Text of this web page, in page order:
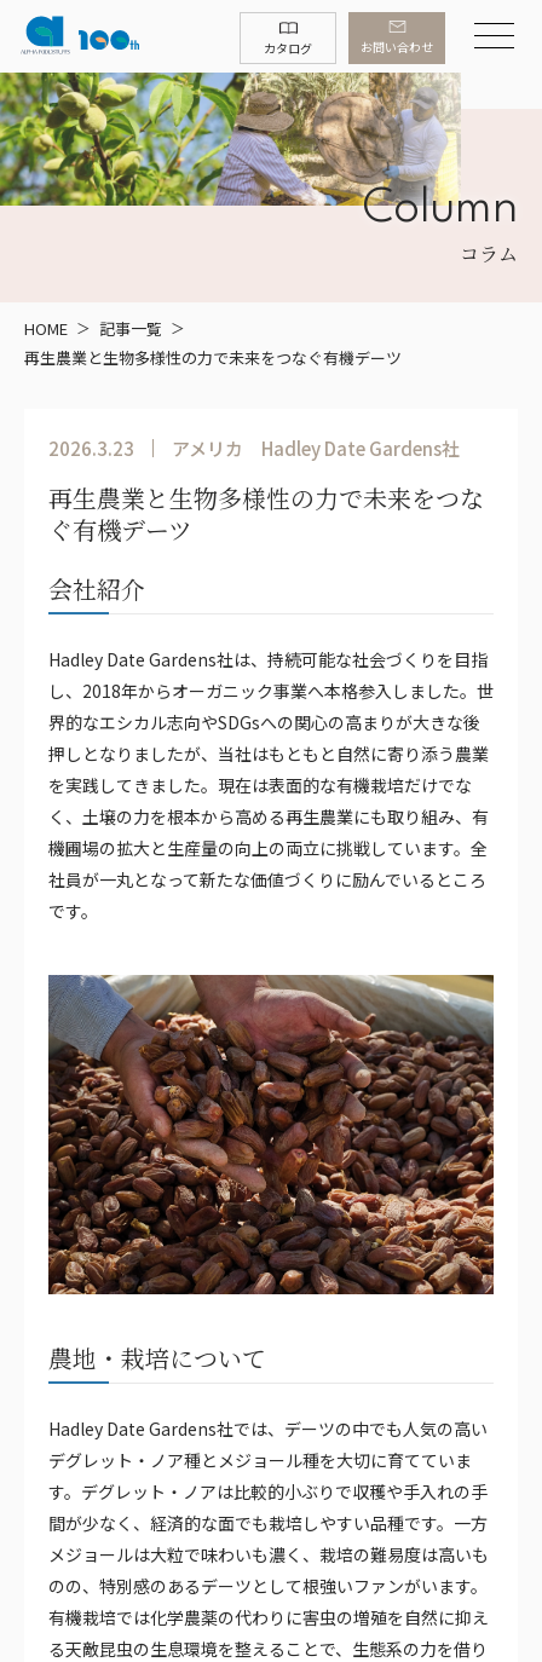
カタログ お問い合わせ
Column
コラム
HOME
記事一覧
再生農業と生物多様性の力で未来をつなぐ有機デーツ
2026.3.23 アメリカ Hadley Date Gardens社
再生農業と生物多様性の力で未来をつな
ぐ有機デーツ
会社紹介
Hadley Date Gardens社は、持続可能な社会づくりを目指
し、2018年からオーガニック事業へ本格参入しました。世
界的なエシカル志向やSDGsへの関心の高まりが大きな後
押しとなりましたが、当社はもともと自然に寄り添う農業
を実践してきました。現在は表面的な有機栽培だけでな
く、土壌の力を根本から高める再生農業にも取り組み、有
機圃場の拡大と生産量の向上の両立に挑戦しています。全
社員が一丸となって新たな価値づくりに励んでいるところ
です。
農地・栽培について
Hadley Date Gardens社では、デーツの中でも人気の高い
デグレット・ノア種とメジョール種を大切に育てていま
す。デグレット・ノアは比較的小ぶりで収穫や手入れの手
間が少なく、経済的な面でも栽培しやすい品種です。一方
メジョールは大粒で味わいも濃く、栽培の難易度は高いも
のの、特別感のあるデーツとして根強いファンがいます。
有機栽培では化学農薬の代わりに害虫の増殖を自然に抑え
る天敵昆虫の生息環境を整えることで、生態系の力を借り